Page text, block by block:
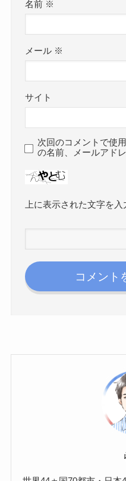
名前 ※
メール ※
サイト
次回のコメントで使
の名前、メールアド
上に表示された文字を入